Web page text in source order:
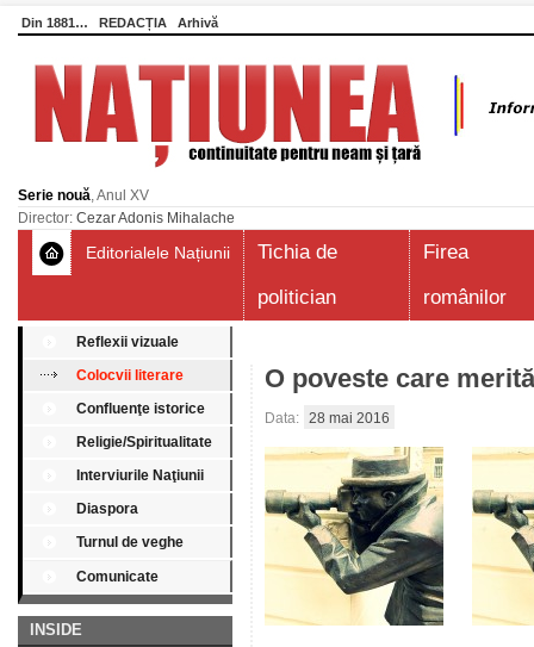
Din 1881… REDACȚIA Arhivă
Serie nouă, Anul XV
Director: Cezar Adonis Mihalache
Editorialele Națiunii
Tichia de
politician
Firea
românilor
Reflexii vizuale
Colocvii literare
Confluenţe istorice
Religie/Spiritualitate
Interviurile Naţiunii
Diaspora
Turnul de veghe
Comunicate
INSIDE
O poveste care
Data: 28 mai 2016